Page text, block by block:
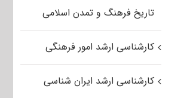
تاریخ فرهنگ و تمدن اسلامی
کارشناسی ارشد امور فرهنگی
کارشناسی ارشد ایران شناسی